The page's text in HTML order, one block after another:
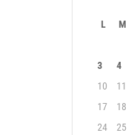
L M
3
4
10
11
17
18
24
25